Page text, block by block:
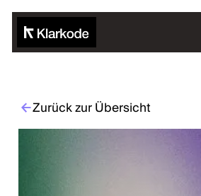
Zurück zur Übersicht